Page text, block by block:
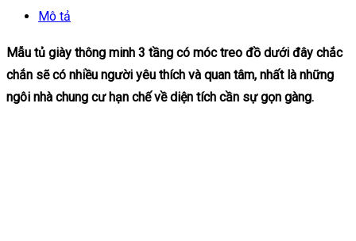
Mô tả
Mẫu tủ giày thông minh 3 tầng có móc treo đồ dưới đây chắc
chắn sẽ có nhiều người yêu thích và quan tâm, nhất là những
ngôi nhà chung cư hạn chế về diện tích cần sự gọn gàng.